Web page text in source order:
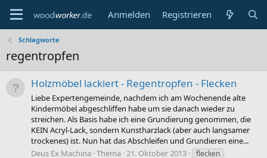
Anmelden Registrieren
Schlagworte
regentropfen
Holzmöbel lackiert - Regentropfen - Flecken
Liebe Expertengemeinde, nachdem ich am Wochenende alte
Kindermöbel abgeschliffen habe um sie danach wieder zu
streichen. Als Basis habe ich eine Grundierung genommen, die
KEIN Acryl-Lack, sondern Kunstharzlack (aber auch langsamer
trockenes) ist. Nun hat das Abschleifen und Grundieren eine...
Deus Ex Machina Thema 21. Oktober 2013
flecken